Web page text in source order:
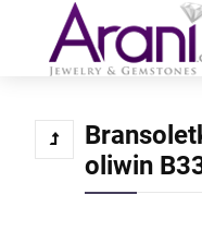
oliwin